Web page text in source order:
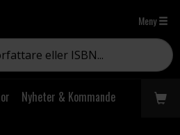
Meny
Nyheter & Kommande